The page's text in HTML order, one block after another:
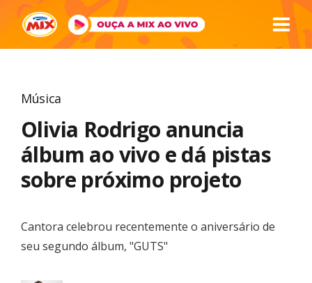
Música
Olivia Rodrigo anuncia
álbum ao vivo e dá pistas
sobre próximo projeto
Cantora celebrou recentemente o aniversário de
seu segundo álbum, "GUTS"